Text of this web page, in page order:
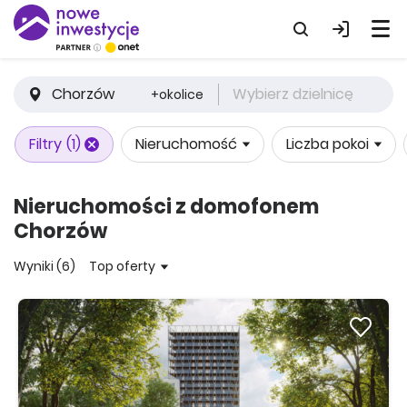
Chorzów +okolice Wybierz dzielnicę
Filtry (1) Nieruchomość Liczba pokoi
Nieruchomości z domofonem
Chorzów
Wyniki (6) Top oferty